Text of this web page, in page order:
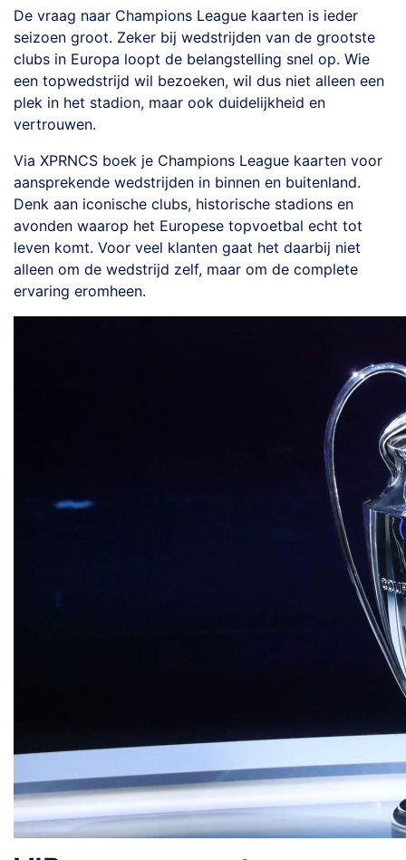
De vraag naar Champions League kaarten is ieder
seizoen groot. Zeker bij wedstrijden van de grootste
clubs in Europa loopt de belangstelling snel op. Wie
een topwedstrijd wil bezoeken, wil dus niet alleen een
plek in het stadion, maar ook duidelijkheid en
vertrouwen.
Via XPRNCS boek je Champions League kaarten voor
aansprekende wedstrijden in binnen en buitenland.
Denk aan iconische clubs, historische stadions en
avonden waarop het Europese topvoetbal echt tot
leven komt. Voor veel klanten gaat het daarbij niet
alleen om de wedstrijd zelf, maar om de complete
ervaring eromheen.